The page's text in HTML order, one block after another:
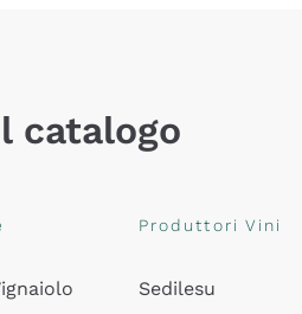
catalogo
Produttori Vini
Sedilesu